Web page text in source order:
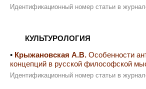
Идентификационный номер статьи в
КУЛЬТУРОЛОГИЯ
• Крыжановская А.В. Особенности
концепций в русской философской
Идентификационный номер статьи в